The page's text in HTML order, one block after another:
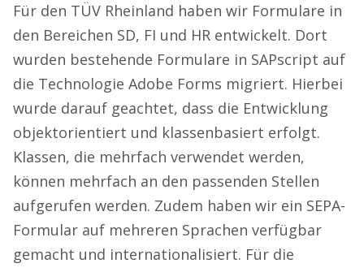
Für den TÜV Rheinland haben wir Formulare in
den Bereichen SD, FI und HR entwickelt. Dort
wurden bestehende Formulare in SAPscript auf
die Technologie Adobe Forms migriert. Hierbei
wurde darauf geachtet, dass die Entwicklung
objektorientiert und klassenbasiert erfolgt.
Klassen, die mehrfach verwendet werden,
können mehrfach an den passenden Stellen
aufgerufen werden. Zudem haben wir ein SEPA-
Formular auf mehreren Sprachen verfügbar
gemacht und internationalisiert. Für die